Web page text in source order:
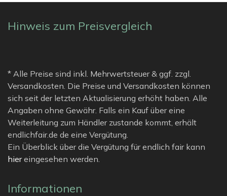
Hinweis zum Preisvergleich
* Alle Preise sind inkl. Mehrwertsteuer & ggf. zzgl.
Versandkosten. Die Preise und Versandkosten können
sich seit der letzten Aktualisierung erhöht haben. Alle
Angaben ohne Gewähr. Falls ein Kauf über eine
Weiterleitung zum Händler zustande kommt, erhält
endlichfair.de de eine Vergütung.
Ein Überblick über die Vergütung für endlich fair kann
hiereingesehen werden.
Informationen